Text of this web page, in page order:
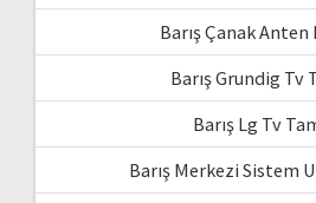
Barış Çanak
Barış Grundig Tv
Barış Lg Tv
Barış Merkezi Sistem